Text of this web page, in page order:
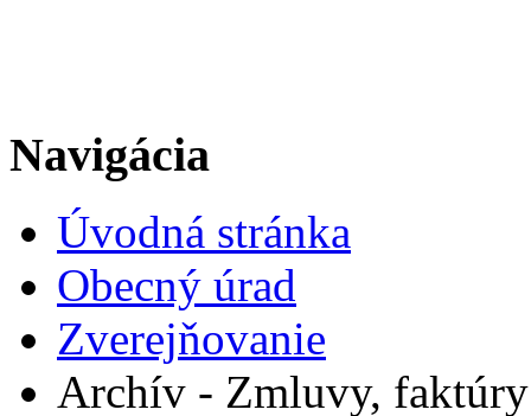
Navigácia
Úvodná stránka
Obecný úrad
Zverejňovanie
Archív - Zmluvy, faktúry